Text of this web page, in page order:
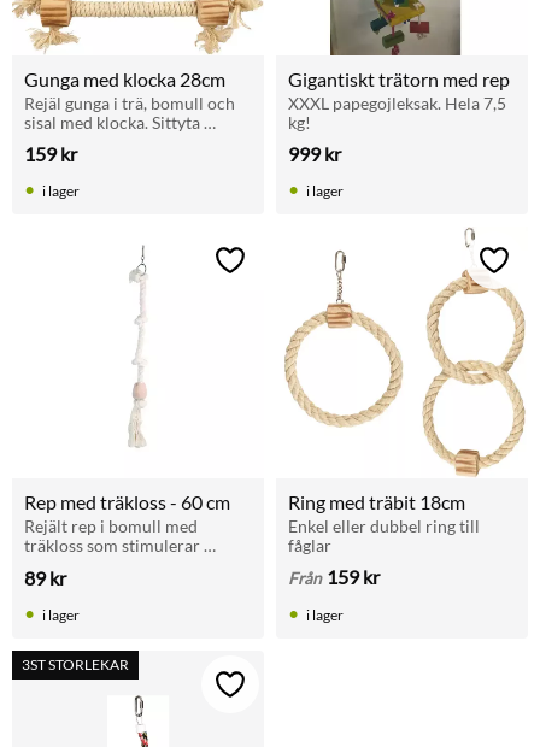
Gunga med klocka 28cm
Rejäl gunga i trä, bomull och
sisal med klocka. Sittyta
små papegojor. Totalhöjd:
159kr
i lager
Gigantiskt trätorn med rep
XXXL papegojleksak. Hela 7,5
kg!
999kr
i lager
Rep med träkloss - 60 cm
Rejält rep i bomull med
träkloss som stimulerar
undulater till naturlig lek och
89kr
Lägg till i favoriter
i lager
Ring med träbit 18cm
Enkel eller dubbel ring till
fåglar
Från 159kr
Lägg
i lager
3ST STORLEKAR
Lägg till i favoriter